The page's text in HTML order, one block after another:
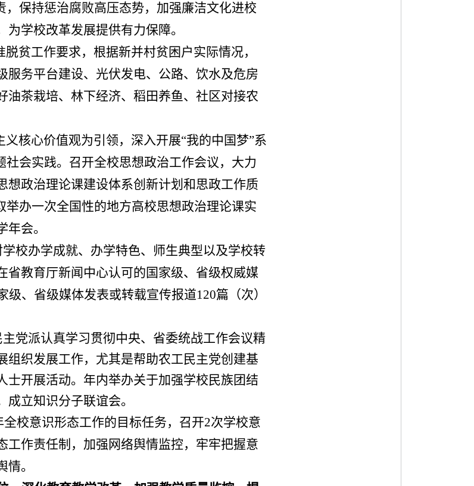
，保持惩治腐败高压态势，加强廉洁文化进校
学校改革发展提供有力保障。
脱贫工作要求，根据新并村贫困户实际情况，
服务平台建设、光伏发电、公路、饮水及危房
油茶栽培、林下经济、稻田养鱼、社区对接农
义核心价值观为引领，深入开展“我的中国梦”系
社会实践。召开全校思想政治工作会议，大力
想政治理论课建设体系创新计划和思政工作质
举办一次全国性的地方高校思想政治理论课实
会。
学校办学成就、办学特色、师生典型以及学校转
省教育厅新闻中心认可的国家级、省级权威媒
级、省级媒体发表或转载宣传报道120篇（次）
党派认真学习贯彻中央、省委统战工作会议精
组织发展工作，尤其是帮助农工民主党创建基
士开展活动。年内举办关于加强学校民族团结
立知识分子联谊会。
全校意识形态工作的目标任务，召开2次学校意
工作责任制，加强网络舆情监控，牢牢把握意
。